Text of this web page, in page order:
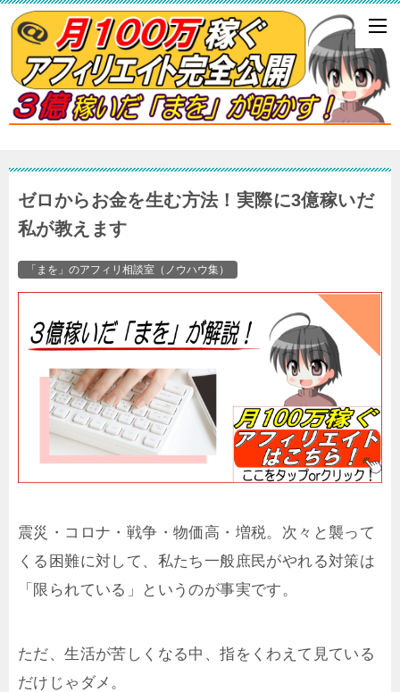
ゼロからお金を生む方法！実際に3億稼いだ
私が教えます
「まを」のアフィリ相談室（ノウハウ集）
震災・コロナ・戦争・物価高・増税。次々と襲って
くる困難に対して、私たち一般庶民がやれる対策は
「限られている」というのが事実です。
ただ、生活が苦しくなる中、指をくわえて見ている
だけじゃダメ。